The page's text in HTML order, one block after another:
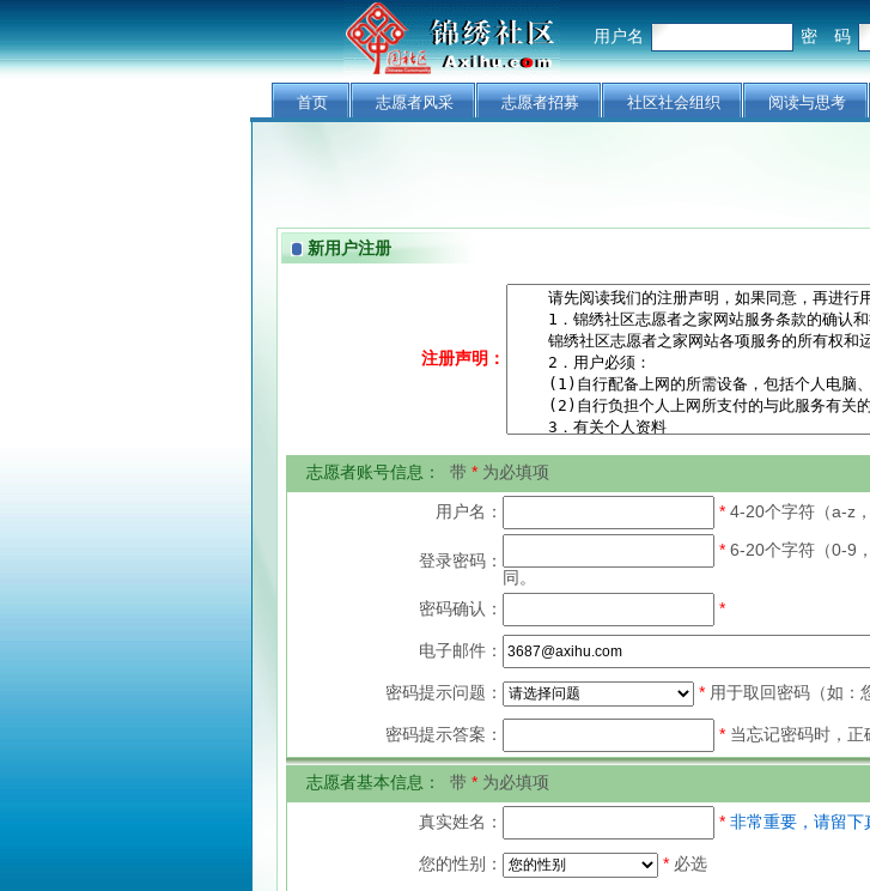
用户名 密 码
首页 志愿者风采 志愿者招募 社区社会组织 阅读与思考
新用户注册
注册声明：
志愿者账号信息： 带 *为必填项
用户名： *4-20个字符（a-z，
登录密码：
*6-20个字符（0-9
同。
密码确认：
*
电子邮件：
密码提示问题： *用于取回密码（如：
密码提示答案： *当忘记密码时，正
志愿者基本信息： 带 *为必填项
真实姓名： * 非常重要，请留下
您的性别： *必选